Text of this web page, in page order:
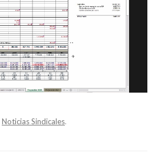
Noticias Sindicales.